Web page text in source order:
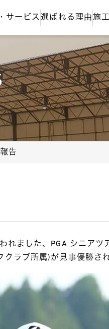
サービス 選ばれる理由施
告
ました、PGA シニアツ
ラブ所属)が見事優勝さ